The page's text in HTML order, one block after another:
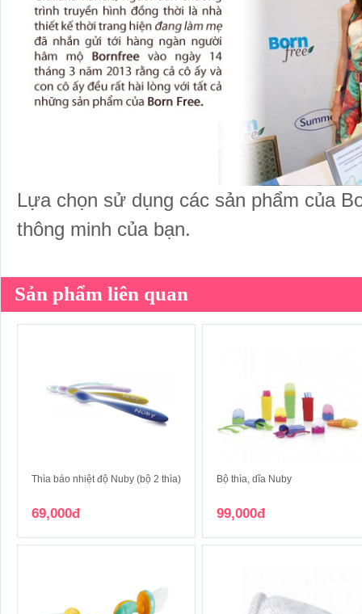
Lựa chọn sử dụng các sản phẩm của
thông minh của bạn.
Sản phẩm liên quan
Thìa báo nhiệt độ Nuby (bộ 2 thìa)
69,000đ
Bộ thìa, dĩa Nuby
99,000đ